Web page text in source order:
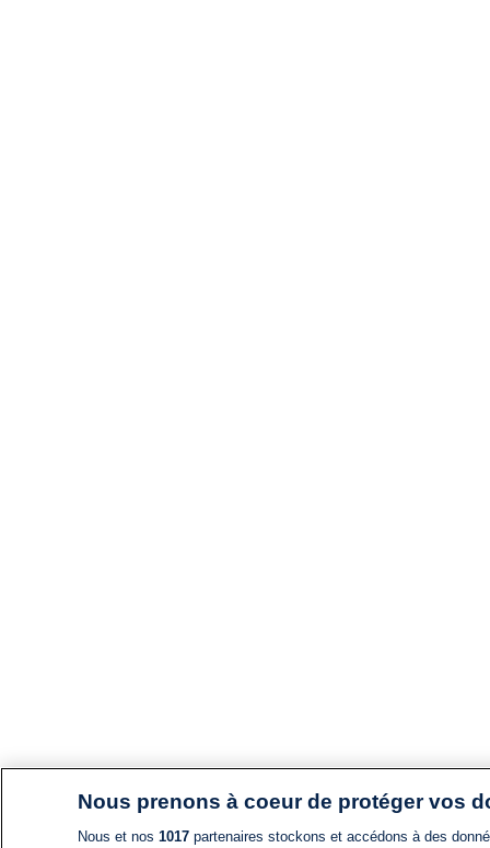
Nous prenons à coeur de protéger vos
Nous et nos 1017partenaires stockons et accédons à des